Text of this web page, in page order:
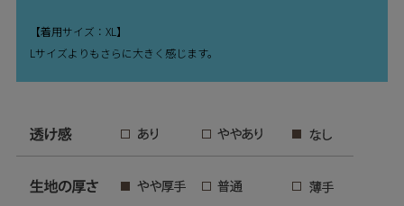
【着用サイズ：XL】
Lサイズよりもさらに大きく感じます。